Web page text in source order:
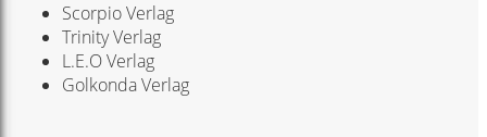
Scorpio Verlag
Trinity Verlag
L.E.O Verlag
Golkonda Verlag